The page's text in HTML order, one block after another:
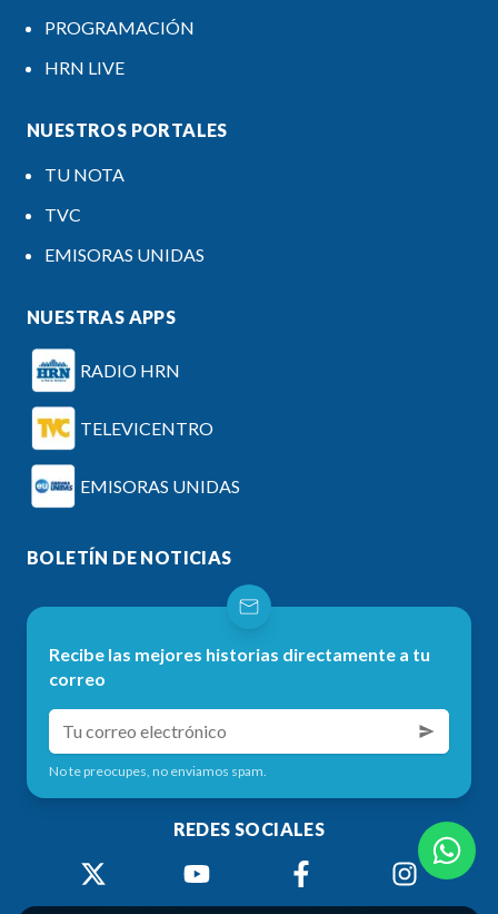
PROGRAMACIÓN
HRN LIVE
NUESTROS PORTALES
TU NOTA
TVC
EMISORAS UNIDAS
NUESTRAS APPS
RADIO HRN
TELEVICENTRO
EMISORAS UNIDAS
BOLETÍN DE NOTICIAS
Recibe las mejores historias directamente a tu
correo
No te preocupes, no enviamos spam.
REDES SOCIALES